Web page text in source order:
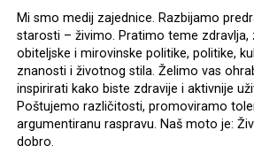
Mi smo medij zajednice. Razbijamo
starosti – živimo. Pratimo teme zdravlja,
obiteljske i mirovinske politike, politike,
znanosti i životnog stila. Želimo vas
inspirirati kako biste zdravije i aktivnije
Poštujemo različitosti, promoviramo
argumentiranu raspravu. Naš moto je:
dobro.